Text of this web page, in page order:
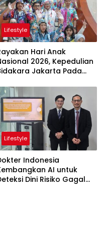
Lifestyle
Hari Anak
2026, Kepedulian
Jakarta Pada
Acara Where Hope
Lifestyle
Indonesia
AI untuk
Dini Risiko Gagal